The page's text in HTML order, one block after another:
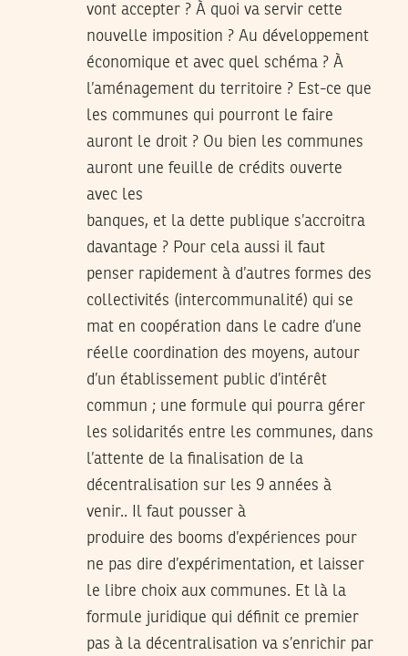
vont accepter ? À quoi va servir cette
nouvelle imposition ? Au développement
économique et avec quel schéma ? À
l’aménagement du territoire ? Est-ce que
les communes qui pourront le faire
auront le droit ? Ou bien les communes
auront une feuille de crédits ouverte
avec les
banques, et la dette publique s’accroitra
davantage ? Pour cela aussi il faut
penser rapidement à d’autres formes des
collectivités (intercommunalité) qui se
mat en coopération dans le cadre d’une
réelle coordination des moyens, autour
d’un établissement public d’intérêt
commun ; une formule qui pourra gérer
les solidarités entre les communes, dans
l’attente de la finalisation de la
décentralisation sur les 9 années à
venir.. Il faut pousser à
produire des booms d’expériences pour
ne pas dire d’expérimentation, et laisser
le libre choix aux communes. Et là la
formule juridique qui définit ce premier
pas à la décentralisation va s’enrichir par